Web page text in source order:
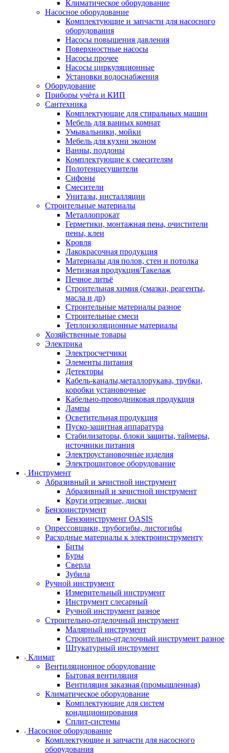
Климатическое оборудование
Насосное оборудование
Комплектующие и запчасти для насосного
оборудования
Насосы повышения давления
Поверхностные насосы
Насосы прочее
Насосы циркуляционные
Установки водоснабжения
Оборудование
Приборы учёта и КИП
Сантехника
Комплектующие для стиральных машин
Мебель для ванных комнат
Умывальники, мойки
Мебель для кухни эконом
Ванны, поддоны
Комплектующие к смесителям
Полотенцесушители
Сифоны
Смесители
Унитазы, инсталляции
Строительные материалы
Металлопрокат
Герметики, монтажная пена, очистители
пены, клеи
Кровля
Лакокрасочная продукция
Материалы для полов, стен и потолка
Метизная продукция/Такелаж
Печное литьё
Строительная химия (смазки, реагенты,
масла и др)
Строительные материалы разное
Строительные смеси
Теплоизоляционные материалы
Хозяйственные товары
Электрика
Электросчетчики
Элементы питания
Детекторы
Кабель-каналы,металлорукава, трубки,
коробки установочные
Кабельно-проводниковая продукция
Лампы
Осветительная продукция
Пуско-защитная аппаратура
Стабилизаторы, блоки защиты, таймеры,
источники питания
Электроустановочные изделия
Электрощитовое оборудование
Инструмент
Абразивный и зачистной инструмент
Абразивный и зачистной инструмент
Круги отрезные, диски
Бензоинструмент
Бензоинструмент OASIS
Опрессовщики, трубогибы, листогибы
Расходные материалы к электроинструменту
Биты
Буры
Сверла
Зубила
Ручной инструмент
Измерительный инструмент
Инструмент слесарный
Ручной инструмент разное
Строительно-отделочный инструмент
Малярный инструмент
Строительно-отделочный инструмент разное
Штукатурный инструмент
Климат
Вентиляционное оборудование
Бытовая вентиляция
Вентиляция заказная (промышленная)
Климатическое оборудование
Комплектующие для систем
кондиционирования
Сплит-системы
Насосное оборудование
Комплектующие и запчасти для насосного
оборудования